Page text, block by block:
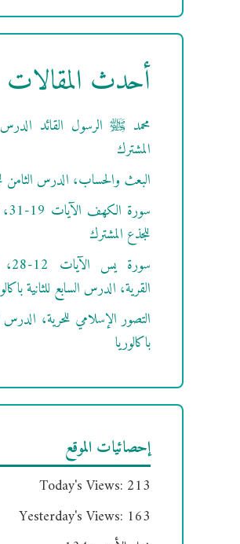
أحدث المقالات
محمد ﷺ الرسول القائد الدرس
المشترك
البعث والحساب، الدرس الثامن
للجذع المشترك
القرية، الدرس السابع للثانية
التصور الإسلامي للحرية، الدرس
باكالوريا
إحصائيات الموقع
Today's Views: 213
Yesterday's Views: 163